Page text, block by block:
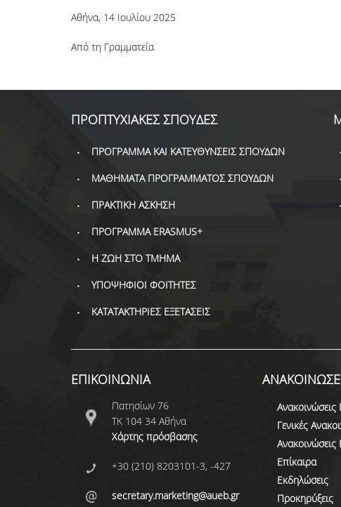
Αθήνα, 14 Ιουλίου 2025
Από τη Γραμματεία
ΠΡΟΠΤΥΧΙΑΚΕΣ ΣΠΟΥΔΕΣ
ΠΡΟΓΡΑΜΜΑ ΚΑΙ ΚΑΤΕΥΘΥΝΣΕΙΣ ΣΠΟΥΔΩΝ
ΜΑΘΗΜΑΤΑ ΠΡΟΓΡΑΜΜΑΤΟΣ ΣΠΟΥΔΩΝ
ΠΡΑΚΤΙΚΗ ΑΣΚΗΣΗ
ΠΡΟΓΡΑΜΜΑ ERASMUS+
Η ΖΩΗ ΣΤΟ ΤΜΗΜΑ
ΥΠΟΨΗΦΙΟΙ ΦΟΙΤΗΤΕΣ
ΚΑΤΑΤΑΚΤΗΡΙΕΣ ΕΞΕΤΑΣΕΙΣ
ΕΠΙΚΟΙΝΩΝΙΑ
Πατησίων 76
ΤΚ 104 34 Αθήνα
Χάρτης πρόσβασης
+30 (210) 8203101-3, -427
secretary.marketing@aueb.gr
Ανακοινώσεις
Γενικές
Ανακοινώσεις
Επίκαιρα
Εκδηλώσεις
Προκηρύξεις